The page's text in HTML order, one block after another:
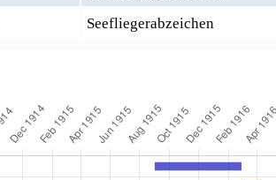
Seefliegerabzeichen